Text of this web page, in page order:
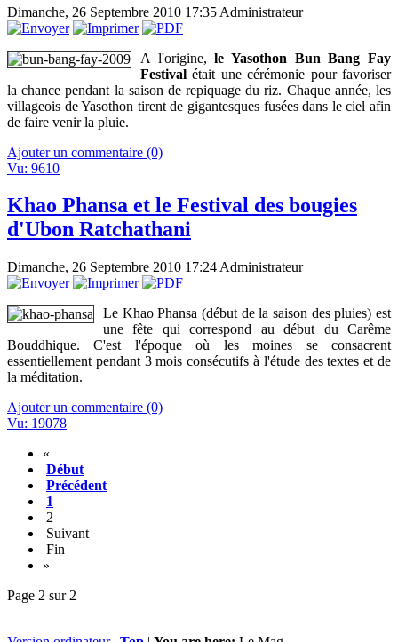
Dimanche, 26 Septembre 2010 17:35 Administrateur
A l'origine,le Yasothon Bun Bang Fay
Festivalétait une cérémonie pour favoriser
la chance pendant la saison de repiquage du riz. Chaque année, les
villageois de Yasothon tirent de gigantesques fusées dans le ciel afin
de faire venir la pluie.
Ajouter un commentaire (0)
Vu: 9610
Khao Phansa et le Festival des bougies
d'Ubon Ratchathani
Dimanche, 26 Septembre 2010 17:24 Administrateur
Le Khao Phansa (début de la saison des pluies) est
une fête qui correspond au début du Carême
Bouddhique. C'est l'époque où les moines se consacrent
essentiellement pendant 3 mois consécutifs à l'étude des textes et de
la méditation.
Ajouter un commentaire (0)
Vu: 19078
«
Début
Précédent
1
2
Suivant
Fin
»
Page 2 sur 2